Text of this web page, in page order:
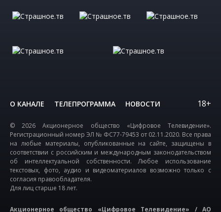
О КАНАЛЕ ТЕЛЕПРОГРАММА НОВОСТИ 18+
© 2026 Акционерное общество «Цифровое Телевидение».
Регистрационный номер ЭЛ № ФС77-79453 от 02.11.2020. Все права
на любые материалы, опубликованные на сайте, защищены в
соответствии с российским и международным законодательством
об интеллектуальной собственности. Любое использование
текстовых, фото, аудио и видеоматериалов возможно только с
согласия правообладателя.
Для лиц старше 18 лет.
Акционерное общество «Цифровое Телевидение» / АО